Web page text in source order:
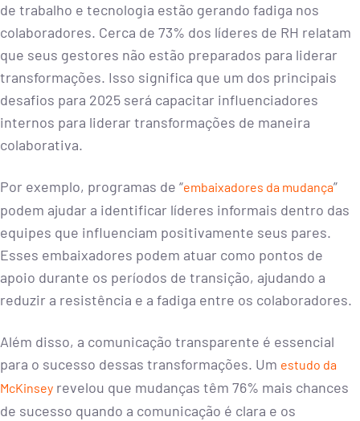
de trabalho e tecnologia estão gerando fadiga nos
colaboradores. Cerca de 73% dos líderes de RH relatam
que seus gestores não estão preparados para liderar
transformações. Isso significa que um dos principais
desafios para 2025 será capacitar influenciadores
internos para liderar transformações de maneira
colaborativa.
Por exemplo, programas de “embaixadores da mudança”
podem ajudar a identificar líderes informais dentro das
equipes que influenciam positivamente seus pares.
Esses embaixadores podem atuar como pontos de
apoio durante os períodos de transição, ajudando a
reduzir a resistência e a fadiga entre os colaboradores.
Além disso, a comunicação transparente é essencial
para o sucesso dessas transformações. Um estudo da
McKinsey revelou que mudanças têm 76% mais chances
de sucesso quando a comunicação é clara e os